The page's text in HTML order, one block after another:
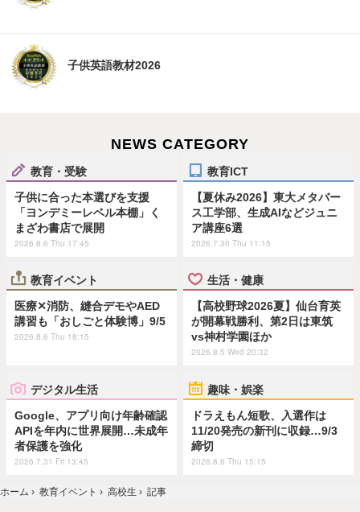
子供英語教材2026
NEWS CATEGORY
教育・受験
子供に合った本選びを支援
「ヨンデミーレベル本棚」く
まざわ書店で展開
2026.8.6 Thu 17:45
教育ICT
【夏休み2026】東大メタバー
ス工学部、生成AIなどジュニ
ア講座6選
2026.7.30 Thu 11:15
教育イベント
医療✕消防、縫合デモやAED
講習も「おしごと体験博」9/5
2026.8.6 Thu 18:15
生活・健康
【高校野球2026夏】仙台育英
が開幕戦勝利、第2日は東筑
vs神村学園ほか
2026.8.5 Wed 20:32
デジタル生活
Google、アプリ向け年齢確認
APIを年内に世界展開…未成年
者保護を強化
2026.7.31 Fri 13:45
趣味・娯楽
ドラえもん短歌、入選作は
11/20発売の新刊に収録…9/3
締切
2026.8.6 Thu 15:15
ホーム › 教育イベント › 高校生 › 記事